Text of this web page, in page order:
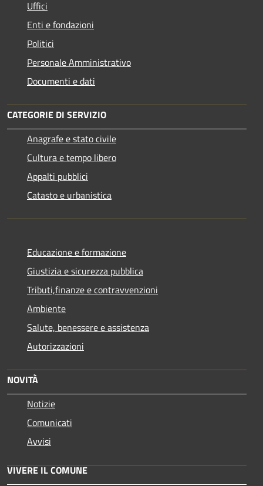
Uffici
Enti e fondazioni
Politici
Personale Amministrativo
Documenti e dati
CATEGORIE DI SERVIZIO
Anagrafe e stato civile
Cultura e tempo libero
Appalti pubblici
Catasto e urbanistica
Educazione e formazione
Giustizia e sicurezza pubblica
Tributi,finanze e contravvenzioni
Ambiente
Salute, benessere e assistenza
Autorizzazioni
NOVITÀ
Notizie
Comunicati
Avvisi
VIVERE IL COMUNE